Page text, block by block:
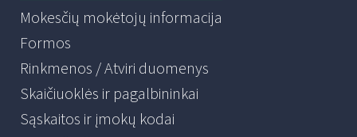
Mokesčių mokėtojų informacija
Formos
Rinkmenos / Atviri duomenys
Skaičiuoklės ir pagalbininkai
Sąskaitos ir įmokų kodai